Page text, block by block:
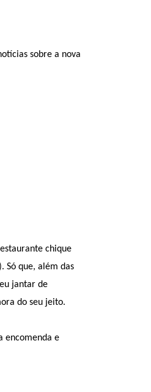
sobre a nova
chique
Só que, além das
jantar de
do seu jeito.
encomenda e